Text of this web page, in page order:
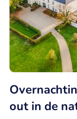
out in de